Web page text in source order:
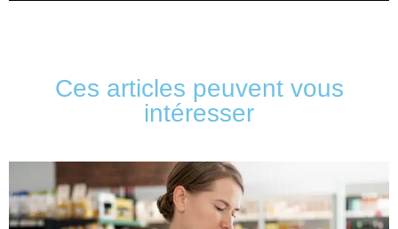
Ces articles peuvent vous
intéresser